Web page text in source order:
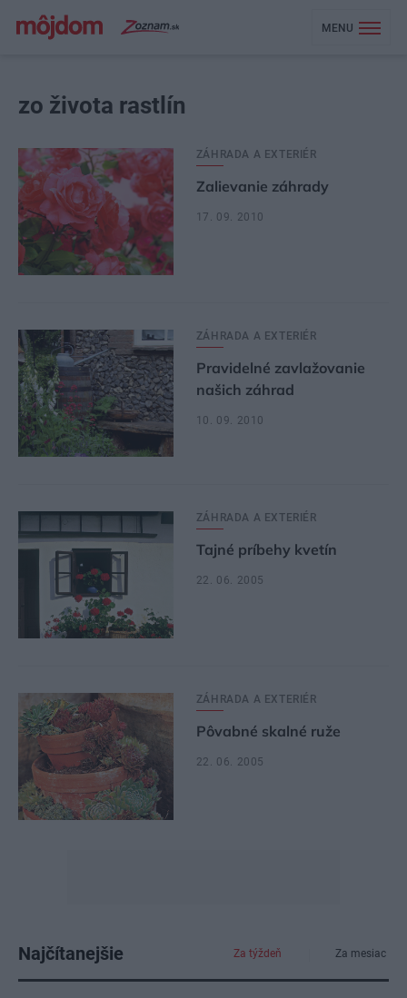
MENU
zo života rastlín
ZÁHRADA A EXTERIÉR
Zalievanie záhrady
17. 09. 2010
ZÁHRADA A EXTERIÉR
Pravidelné zavlažovanie
našich záhrad
10. 09. 2010
ZÁHRADA A EXTERIÉR
Tajné príbehy kvetín
22. 06. 2005
ZÁHRADA A EXTERIÉR
Pôvabné skalné ruže
22. 06. 2005
Najčítanejšie Za týždeň Za mesiac